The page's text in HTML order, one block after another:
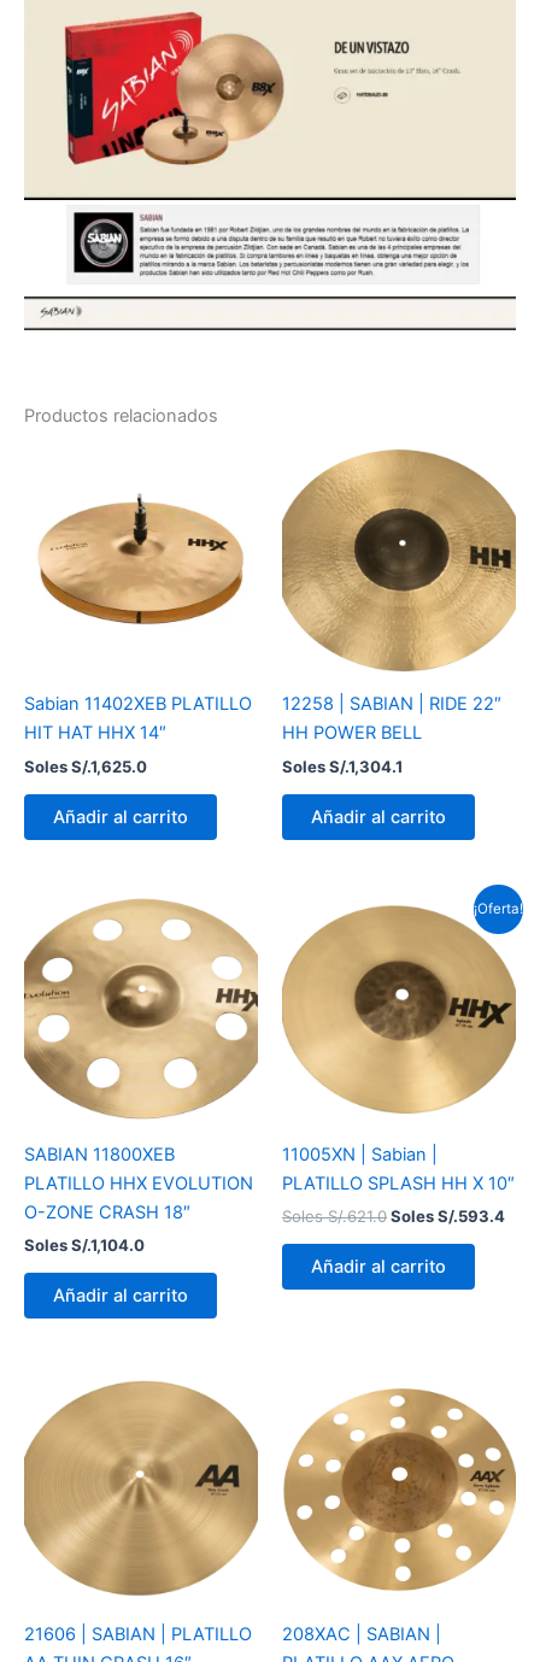
Productos relacionados
Sabian 11402XEB PLATILLO
HIT HAT HHX 14″
Soles S/.1,625.0
Añadir al carrito
12258 | SABIAN | RIDE 22″
HH POWER BELL
Soles S/.1,304.1
Añadir al carrito
SABIAN 11800XEB
PLATILLO HHX EVOLUTION
O-ZONE CRASH 18″
Soles S/.1,104.0
Añadir al carrito
¡Oferta!
11005XN | Sabian |
PLATILLO SPLASH HH X 10″
Soles S/.621.0
El
era:
Soles
S/.621.0.
Soles S/.593.4
El
es:
S/
Añadir al carrito
21606 | SABIAN | PLATILLO
208XAC | SABIAN |